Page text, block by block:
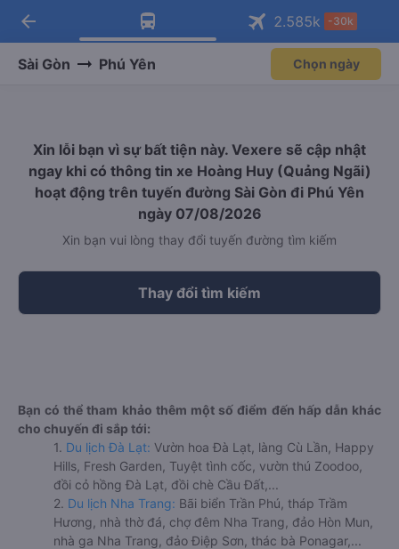
Tải app Vexere ngay!
Nhận ưu đãi thành viên độc
Mở app
Tải app Vexere
-30k/ghế khi đặt vé máy bay qua
Mở app
arrow_back 2.585k -30k
Sài Gòn Phú Yên Chọn ngày
Xin lỗi bạn vì sự bất tiện này. Vexere sẽ cập nhật
ngay khi có thông tin xe Hoàng Huy (Quảng Ngãi)
hoạt động trên tuyến đường Sài Gòn đi Phú Yên
ngày 07/08/2026
Xin bạn vui lòng thay đổi tuyến đường tìm kiếm
Thay đổi tìm kiếm
Bạn có thể tham khảo thêm một số điểm đến hấp dẫn khác
cho chuyến đi sắp tới:
1. Du lịch Đà Lạt: Vườn hoa Đà Lạt, làng Cù Lần, Happy
Hills, Fresh Garden, Tuyệt tình cốc, vườn thú Zoodoo,
đồi cỏ hồng Đà Lạt, đồi chè Cầu Đất,...
2. Du lịch Nha Trang: Bãi biển Trần Phú, tháp Trầm
Hương, nhà thờ đá, chợ đêm Nha Trang, đảo Hòn Mun,
nhà ga Nha Trang, đảo Điệp Sơn, thác bà Ponagar,...